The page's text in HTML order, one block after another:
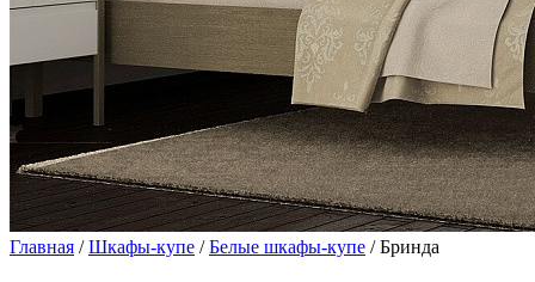
Главная /Шкафы-купе /Белые шкафы-купе / Бринда